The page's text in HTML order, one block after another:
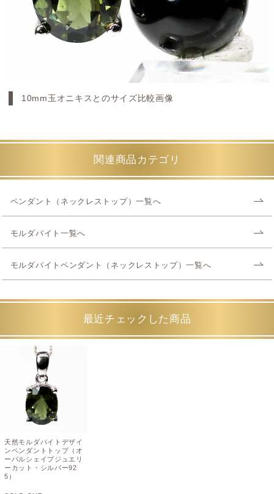
10mm玉オニキスとのサイズ比較画像
関連商品カテゴリ
ペンダント（ネックレストップ）一覧へ
モルダバイト一覧へ
モルダバイトペンダント（ネックレストップ）一覧へ
最近チェックした商品
天然モルダバイトデザイ
ンペンダントトップ（オ
ーバルシェイプジュエリ
ーカット・シルバー92
5）